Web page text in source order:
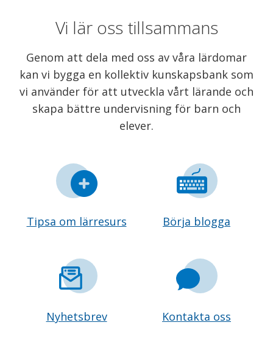
Vi lär oss tillsammans
Genom att dela med oss av våra lärdomar
kan vi bygga en kollektiv kunskapsbank som
vi använder för att utveckla vårt lärande och
skapa bättre undervisning för barn och
elever.
Tipsa om lärresurs Börja blogga
Nyhetsbrev Kontakta oss